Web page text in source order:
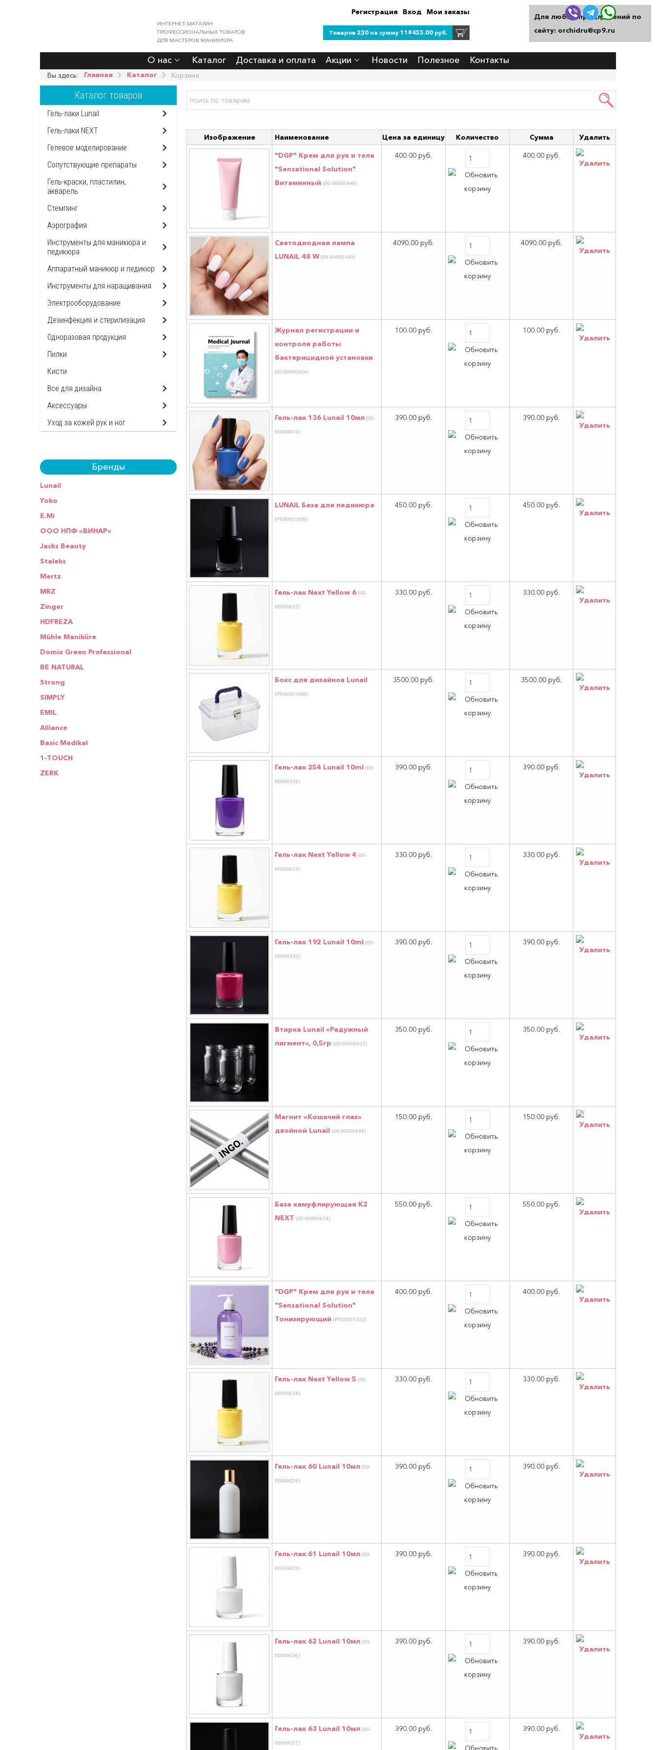
ИНТЕРНЕТ-МАГАЗИН
ПРОФЕССИОНАЛЬНЫХ ТОВАРОВ
ДЛЯ МАСТЕРОВ МАНИКЮРА
Регистрация Вход Мои заказы
Товаров 230 на сумму 118455.00 руб.
О нас Каталог Доставка и оплата Акции Новости Полезное Контакты
Вы здесь: Главная Каталог Корзина
Каталог товаров
Гель-лаки Lunail
Гель-лаки NEXT
Гелевое моделирование
Сопутствующие препараты
Гель-краски, пластилин,
акварель
Стемпинг
Аэрография
Инструменты для маникюра и
педикюра
Аппаратный маникюр и педикюр
Инструменты для наращивания
Электрооборудование
Дезинфекция и стерилизация
Одноразовая продукция
Пилки
Кисти
Все для дизайна
Аксессуары
Уход за кожей рук и ног
Бренды
Lunail
Yoko
E.Mi
ООО НПФ «ВИНАР»
Jacks Beauty
Staleks
Mertz
MRZ
Zinger
HDFREZA
Mühle Maniküre
Domix Green Professional
BE NATURAL
Strong
SIMPLY
EMIL
Alliance
Basic Medikal
1-TOUCH
ZERK
Изображение Наименование Цена за единицу Количество Сумма Удалить
"DGP" Крем для рук и тела
"Sensational Solution"
Витаминный (00-00000448)
400.00 руб. 400.00 руб.
Светодиодная лампа
LUNAIL 48 W (00-00000140)
4090.00 руб. 4090.00 руб.
Журнал регистрации и
контроля работы
бактерицидной установки
(00-00000424)
100.00 руб. 100.00 руб.
Гель-лак 136 Lunail 10мл (00-
00000003)
390.00 руб. 390.00 руб.
LUNAIL База для педикюра
(РТ-00001508)
450.00 руб. 450.00 руб.
Гель-лак Next Yellow 6 (00-
00000625)
330.00 руб. 330.00 руб.
Бокс для дизайнов Lunail
(РТ-00001008)
3500.00 руб. 3500.00 руб.
Гель-лак 254 Lunail 10ml (00-
00000334)
390.00 руб. 390.00 руб.
Гель-лак Next Yellow 4 (00-
00000623)
330.00 руб. 330.00 руб.
Гель-лак 192 Lunail 10ml (00-
00000325)
390.00 руб. 390.00 руб.
Втирка Lunail «Радужный
пигмент», 0,5гр (00-00000425)
350.00 руб. 350.00 руб.
Магнит «Кошачий глаз»
двойной Lunail (00-00000434)
150.00 руб. 150.00 руб.
База камуфлирующая К2
NEXT (00-00000654)
550.00 руб. 550.00 руб.
"DGP" Крем для рук и тела
"Sensational Solution"
Тонизирующий (РТ-00001332)
400.00 руб. 400.00 руб.
Гель-лак Next Yellow 5 (00-
00000624)
330.00 руб. 330.00 руб.
Гель-лак 60 Lunail 10мл (00-
00000024)
390.00 руб. 390.00 руб.
Гель-лак 61 Lunail 10мл (00-
00000025)
390.00 руб. 390.00 руб.
Гель-лак 62 Lunail 10мл (00-
00000026)
390.00 руб. 390.00 руб.
Гель-лак 63 Lunail 10мл (00-
00000027)
390.00 руб. 390.00 руб.
Для любых предложений по
сайту: orchidru@cp9.ru